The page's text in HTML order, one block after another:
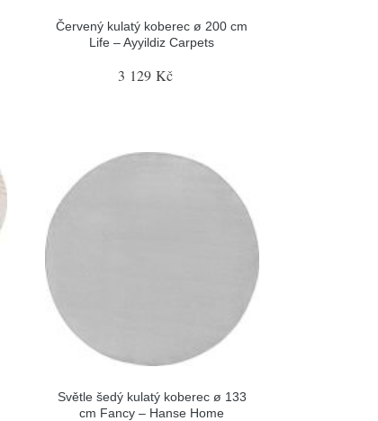
Červený kulatý koberec ø 200 cm
Life – Ayyildiz Carpets
3 129 Kč
Světle šedý kulatý koberec ø 133
cm Fancy – Hanse Home